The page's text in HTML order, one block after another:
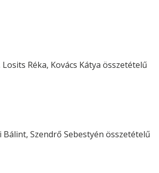
Réka, Kovács Kátya összetételű
Bálint, Szendrő Sebestyén összetételű